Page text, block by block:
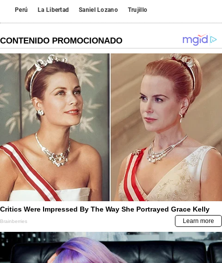
Perú La Libertad Saniel Lozano Trujillo